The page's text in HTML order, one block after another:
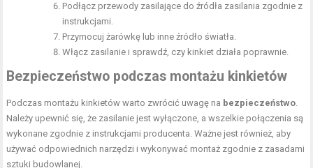
Podłącz przewody zasilające do źródła zasilania zgodnie z
instrukcjami.
Przymocuj żarówkę lub inne źródło światła.
Włącz zasilanie i sprawdź, czy kinkiet działa poprawnie.
Bezpieczeństwo podczas montażu kinkietów
Podczas montażu kinkietów warto zwrócić uwagę na bezpieczeństwo.
Należy upewnić się, że zasilanie jest wyłączone, a wszelkie połączenia są
wykonane zgodnie z instrukcjami producenta. Ważne jest również, aby
używać odpowiednich narzędzi i wykonywać montaż zgodnie z zasadami
sztuki budowlanej.